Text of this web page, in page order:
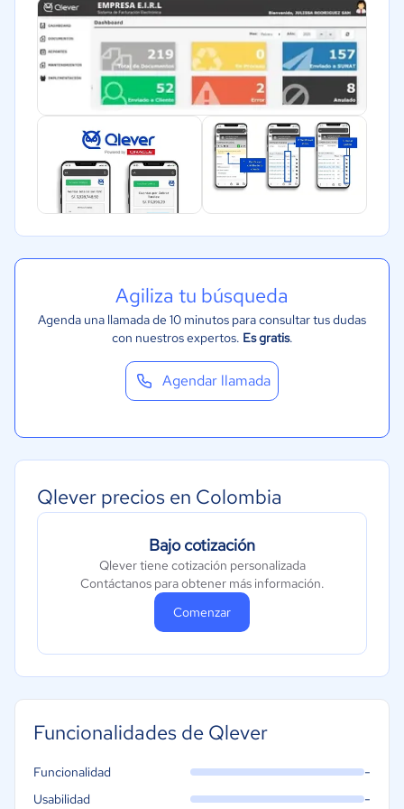
Tecnología
Metales y Minería
Recursos Humanos
Contabilidad
Agiliza tu búsqueda
Agenda una llamada de 10 minutos para consultar tus dudas
con nuestros expertos. Es gratis.
Agendar llamada
Qlever precios en Colombia
Bajo cotización
Qlever tiene cotización personalizada
Contáctanos para obtener más información.
Comenzar
Funcionalidades de Qlever
Funcionalidad -
Usabilidad -